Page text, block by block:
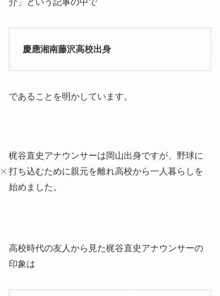
介」という記事の中で
慶應湘南藤沢高校出身
であることを明かしています。
梶谷直史アナウンサーは岡山出身ですが、野球に
打ち込むために親元を離れ高校から一人暮らしを
始めました。
高校時代の友人から見た梶谷直史アナウンサーの
印象は